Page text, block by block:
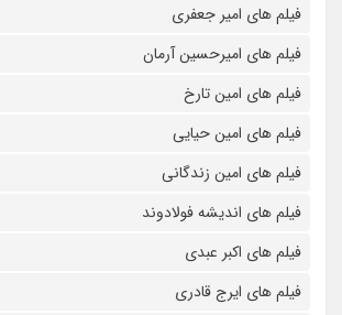
فیلم های امیر جعفری
فیلم های امیرحسین آرمان
فیلم های امین تارخ
فیلم های امین حیایی
فیلم های امین زندگانی
فیلم های اندیشه فولادوند
فیلم های اکبر عبدی
فیلم های ایرج قادری